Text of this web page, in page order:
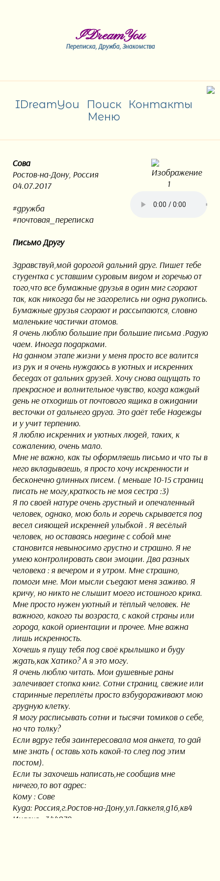
IDreamYou
Переписка, Дружба, Знакомства
IDreamYou Поиск
Контакты
Меню
Сова
Ростов-на-Дону, Россия
04.07.2017
#дружба
#почтовая_переписка
Письмо Другу
Здравствуй,мой дорогой дальний друг. Пишет тебе
студентка с уставшим суровым видом и горечью от
того,что все бумажные друзья в один миг сгорают
так, как никогда бы не загорелись ни одна рукопись.
Бумажные друзья сгорают и рассыпаются, словно
маленькие частички атомов.
Я очень люблю большие при большие письма .Радую
чаем. Иногда подарками.
На данном этапе жизни у меня просто все валится
из рук и я очень нуждаюсь в уютных и искренних
беседах от дальних друзей. Хочу снова ощущать то
прекрасное и волнительное чувство, когда каждый
день не отходишь от почтового ящика в ожидании
весточки от дальнего друга. Это даёт тебе Надежды
и у учит терпению.
Я люблю искренних и уютных людей, таких, к
сожалению, очень мало.
Мне не важно, как ты оформляешь письмо и что ты в
него вкладываешь, я просто хочу искренности и
бесконечно длинных писем. ( меньше 10-15 страниц
писать не могу,краткость не моя сестра :3)
Я по своей натуре очень грустный и опечаленный
человек, однако, мою боль и горечь скрывается под
весел сияющей искренней улыбкой . Я весёлый
человек, но оставаясь наедине с собой мне
становится невыносимо грустно и страшно. Я не
умею контролировать свои эмоции. Два разных
человека : я вечером и я утром. Мне страшно,
помоги мне. Мои мысли съедают меня заживо. Я
кричу, но никто не слышит моего истошного крика.
Мне просто нужен уютный и тёплый человек. Не
важного, какого ты возраста, с какой страны или
города, какой ориентации и прочее. Мне важна
лишь искренность.
Хочешь я пущу тебя под своё крылышко и буду
ждать,как Хатико? А я это могу.
Я очень люблю читать. Мои душевные раны
залечивает стопка книг. Сотни страниц, свежие или
старинные переплёты просто взбудораживают мою
грудную клетку.
Я могу расписывать сотни и тысячи томиков о себе,
но что толку?
Если вдруг тебя заинтересовала моя анкета, то дай
мне знать ( оставь хоть какой-то след под этим
постом).
Если ты захочешь написать,не сообщив мне
ничего,то вот адрес:
Кому : Сове
Куда: Россия,г.Ростов-на-Дону,ул.Гаккеля,д16,кв4
Индекс : 344079